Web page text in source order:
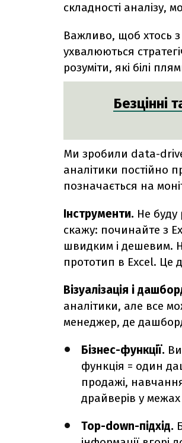
складності аналізу,
Важливо, щоб хтось з
ухвалюються
розуміти, які білі
Безцінні
Ми зробили data-
аналітики постійно
позначається на
Інструменти. Не буду
скажу: починайте з
швидким і дешевим.
прототип в Excel. Це
Візуалізація і
аналітики, але все
менеджер, де
Бізнес-функції.
функція = один
продажі,
драйверів у
Top-down-підхід.